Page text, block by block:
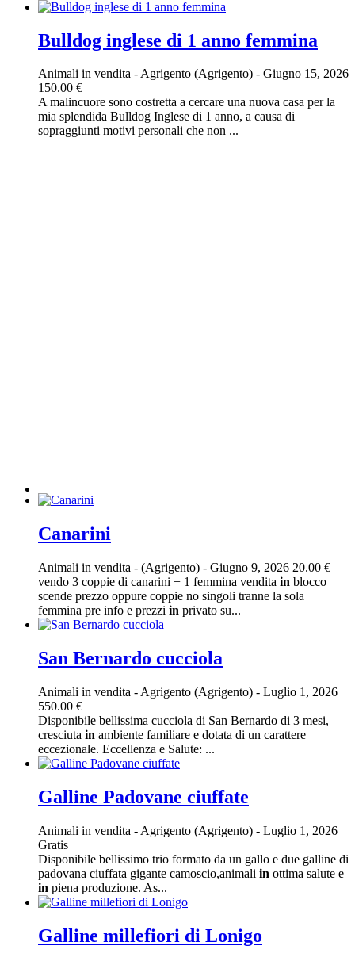
Bulldog inglese di 1 anno femmina
Animali in vendita -Agrigento (Agrigento) - Giugno 15, 2026
150.00 €
A malincuore sono costretta a cercare una nuova casa per la
mia splendida Bulldog Inglese di 1 anno, a causa di
sopraggiunti motivi personali che non ...
Canarini
Animali in vendita - (Agrigento) - Giugno 9, 2026 20.00 €
vendo 3 coppie di canarini + 1 femmina vendita in blocco
scende prezzo oppure coppie no singoli tranne la sola
femmina pre info e prezzi in privato su...
San Bernardo cucciola
Animali in vendita - Agrigento (Agrigento) - Luglio 1, 2026
550.00 €
Disponibile bellissima cucciola di San Bernardo di 3 mesi,
cresciuta in ambiente familiare e dotata di un carattere
eccezionale. Eccellenza e Salute: ...
Galline Padovane ciuffate
Animali in vendita - Agrigento (Agrigento) - Luglio 1, 2026
Gratis
Disponibile bellissimo trio formato da un gallo e due galline di
padovana ciuffata gigante camoscio,animali in ottima salute e
in piena produzione. As...
Galline millefiori di Lonigo